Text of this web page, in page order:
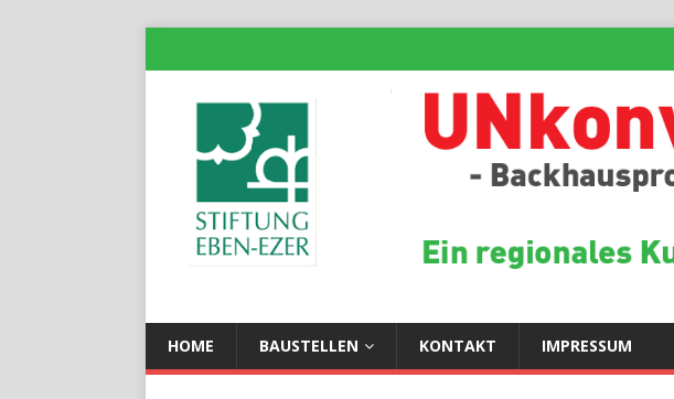
HOME BAUSTELLEN KONTAKT IMPRESSUM